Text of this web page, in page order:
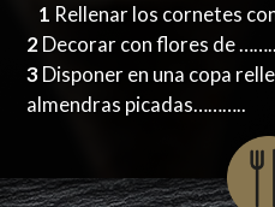
1 Rellenar los cornetes
2 Decorar con flores de ……..
3 Disponer en una copa
almendras picadas………..